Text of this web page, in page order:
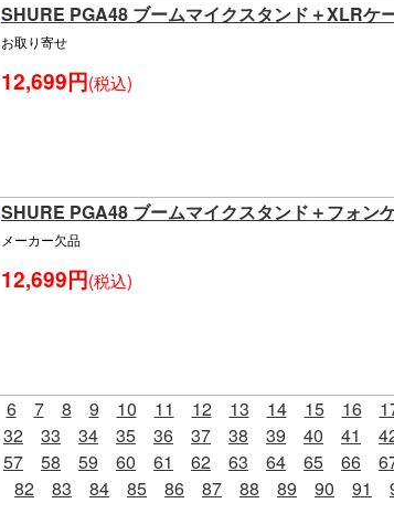
SHURE PGA48 ブームマイクスタンド＋XLRケ
お取り寄せ
12,699円(税込)
SHURE PGA48 ブームマイクスタンド＋フォン
メーカー欠品
12,699円(税込)
6 7 8 9 10 11 12 13 14 15 16
32 33 34 35 36 37 38 39 40 41
57 58 59 60 61 62 63 64 65 66
82 83 84 85 86 87 88 89 90 91